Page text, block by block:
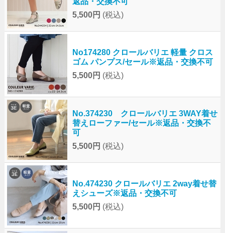
5,500円 (税込)
No174280 クロールバリエ 軽量 クロス
ゴム パンプス/セール※返品・交換不可
5,500円 (税込)
No.374230 クロールバリエ 3WAY着せ
替えローファー/セール※返品・交換不
可
5,500円 (税込)
No.474230 クロールバリエ 2way着せ替
えシューズ※返品・交換不可
5,500円 (税込)